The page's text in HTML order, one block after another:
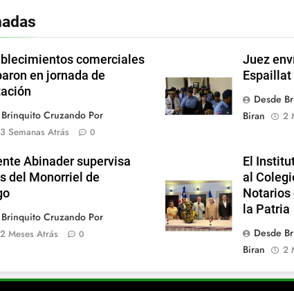
comerciales
en jornada de
Cruzando Por
3 Semanas Atrás 0
Juez
Desde
Biran
2
Abinader supervisa
del Monorriel de
Cruzando Por
2 Meses Atrás 0
El
al
Notarios
la Patria
Desde
Biran
2